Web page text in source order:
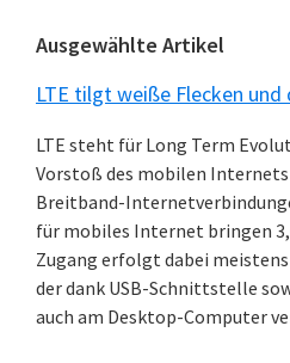
Ausgewählte Artikel
LTE tilgt weiße Flecken
LTE steht für Long Term
Vorstoß des mobilen Internets
Breitband-
für mobiles Internet bringen
Zugang erfolgt dabei
der dank USB-Schnittstelle
auch am Desktop-Computer